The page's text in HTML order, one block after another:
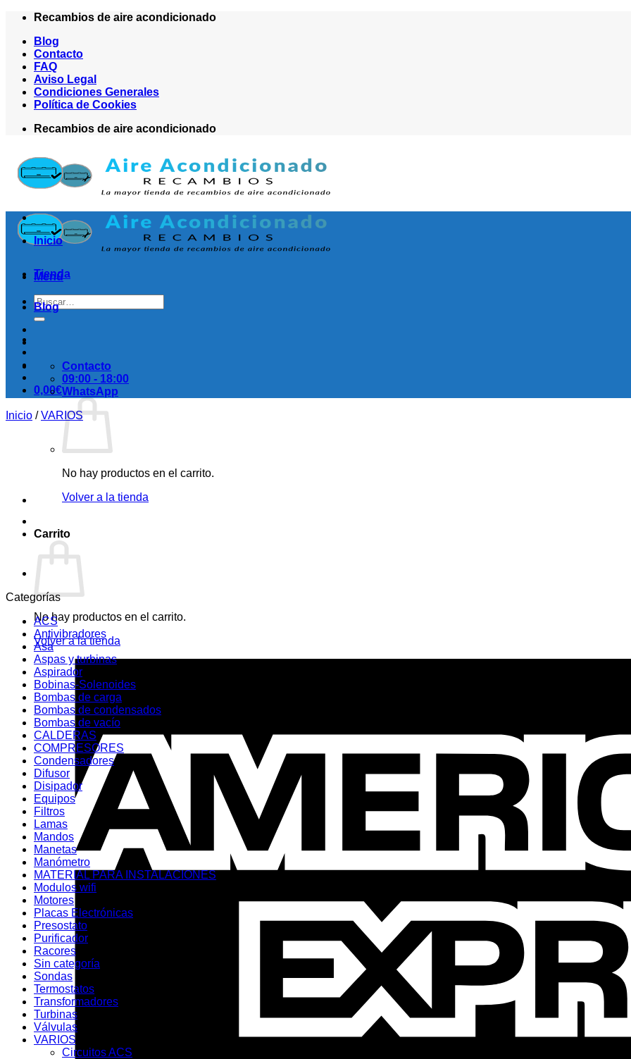
Saltar
contenido
Recambios de aire acondicionado
Blog
Contacto
FAQ
Aviso Legal
Condiciones Generales
Política de Cookies
Recambios de aire acondicionado
Menú
Buscar
por:
0,00€
No hay productos en el carrito.
Volver a la tienda
Carrito
No hay productos en el carrito.
Volver a la tienda
Inicio
Tienda
Blog
Contacto
09:00 - 18:00
WhatsApp
Inicio / VARIOS
Categorías
ACS
Antivibradores
Asa
Aspas y turbinas
Aspirador
Bobinas-Solenoides
Bombas de carga
Bombas de condensados
Bombas de vacío
CALDERAS
COMPRESORES
Condensadores
Difusor
Disipador
Equipos
Filtros
Lamas
Mandos
Manetas
Manómetro
MATERIAL PARA INSTALACIONES
Modulos wifi
Motores
Placas Electrónicas
Presostato
Purificador
Racores
Sin categoría
Sondas
Termostatos
Transformadores
Turbinas
Válvulas
VARIOS
Circuitos ACS